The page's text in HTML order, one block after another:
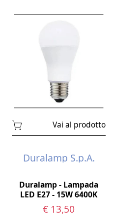
Vai al prodotto
Duralamp S.p.A.
Duralamp - Lampada
LED E27 - 15W 6400K
€ 13,50